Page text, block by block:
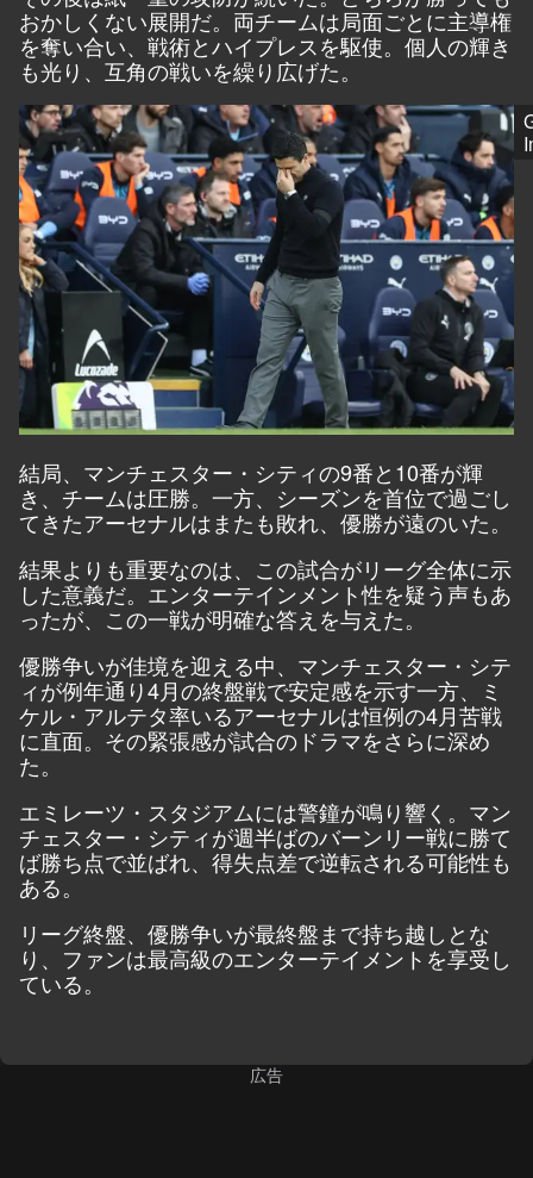
おかしくない展開だ。両チームは局面ごとに主導権
を奪い合い、戦術とハイプレスを駆使。個人の輝き
も光り、互角の戦いを繰り広げた。
結局、マンチェスター・シティの9番と10番が輝
き、チームは圧勝。一方、シーズンを首位で過ごし
てきたアーセナルはまたも敗れ、優勝が遠のいた。
結果よりも重要なのは、この試合がリーグ全体に示
した意義だ。エンターテインメント性を疑う声もあ
ったが、この一戦が明確な答えを与えた。
優勝争いが佳境を迎える中、マンチェスター・シテ
ィが例年通り4月の終盤戦で安定感を示す一方、ミ
ケル・アルテタ率いるアーセナルは恒例の4月苦戦
に直面。その緊張感が試合のドラマをさらに深め
た。
エミレーツ・スタジアムには警鐘が鳴り響く。マン
チェスター・シティが週半ばのバーンリー戦に勝て
ば勝ち点で並ばれ、得失点差で逆転される可能性も
ある。
リーグ終盤、優勝争いが最終盤まで持ち越しとな
り、ファンは最高級のエンターテイメントを享受し
ている。
広告